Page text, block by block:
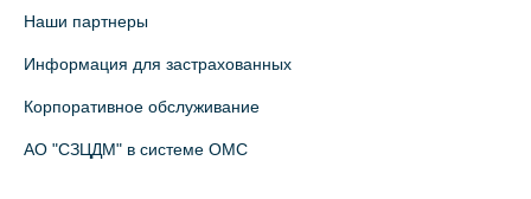
Лабораторный терминал на
партнёр)
+7 (812) 498-10-30
Наши партнеры
Информация для застрахованных
Корпоративное обслуживание
АО "СЗЦДМ" в системе ОМС